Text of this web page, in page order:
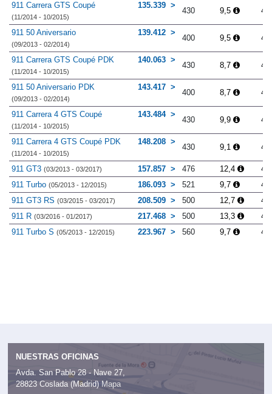
911 Carrera GTS Coupé
(11/2014 - 10/2015)
135.339
430 9,5
911 50 Aniversario
(09/2013 - 02/2014)
139.412
400 9,5
911 Carrera GTS Coupé PDK
(11/2014 - 10/2015)
140.063
430 8,7
911 50 Aniversario PDK
(09/2013 - 02/2014)
143.417
400 8,7
911 Carrera 4 GTS Coupé
(11/2014 - 10/2015)
143.484
430 9,9
911 Carrera 4 GTS Coupé PDK
(11/2014 - 10/2015)
148.208
430 9,1
911 GT3 (03/2013 - 03/2017) 157.857 476 12,4
911 Turbo (05/2013 - 12/2015) 186.093 521 9,7
911 GT3 RS (03/2015 - 03/2017) 208.509 500 12,7
911 R (03/2016 - 01/2017) 217.468 500 13,3
911 Turbo S (05/2013 - 12/2015) 223.967 560 9,7
NUESTRAS OFICINAS
Avda. San Pablo 28 - Nave 27,
28823 Coslada (Madrid) Mapa